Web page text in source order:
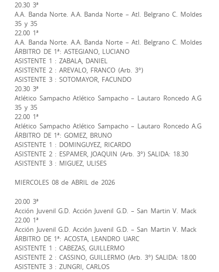
20.30 3ª
A.A. Banda Norte. A.A. Banda Norte – Atl. Belgrano C. Moldes
35 y 35
22.00 1ª
A.A. Banda Norte. A.A. Banda Norte – Atl. Belgrano C. Moldes
ÁRBITRO DE 1ª: ASTEGIANO, LUCIANO
ASISTENTE 1 : ZABALA, DANIEL
ASISTENTE 2 : AREVALO, FRANCO (Arb. 3°)
ASISTENTE 3 : SOTOMAYOR, FACUNDO
20.30 3ª
Atlético Sampacho Atlético Sampacho – Lautaro Roncedo A.G
35 y 35
22.00 1ª
Atlético Sampacho Atlético Sampacho – Lautaro Roncedo A.G
ÁRBITRO DE 1ª: GOMEZ, BRUNO
ASISTENTE 1 : DOMINGUYEZ, RICARDO
ASISTENTE 2 : ESPAMER, JOAQUIN (Arb. 3°) SALIDA: 18.30
ASISTENTE 3 : MIGUEZ, ULISES
MIERCOLES 08 de ABRIL de 2026
20.00 3ª
Acción Juvenil G.D. Acción Juvenil G.D. – San Martin V. Mack
22.00 1ª
Acción Juvenil G.D. Acción Juvenil G.D. – San Martin V. Mack
ÁRBITRO DE 1ª: ACOSTA, LEANDRO UARC
ASISTENTE 1 : CABEZAS, GUILLERMO
ASISTENTE 2 : CASSINO, GUILLERMO (Arb. 3°) SALIDA: 18.00
ASISTENTE 3 : ZUNGRI, CARLOS